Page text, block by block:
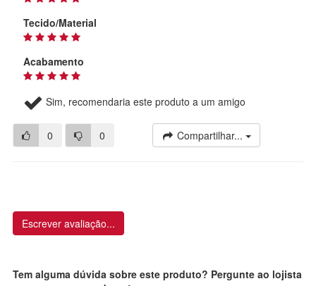
Tecido/Material
Acabamento
Sim, recomendaria este produto a um amigo
0 0 Compartilhar...
Escrever avaliação...
Tem alguma dúvida sobre este produto? Pergunte ao lojista